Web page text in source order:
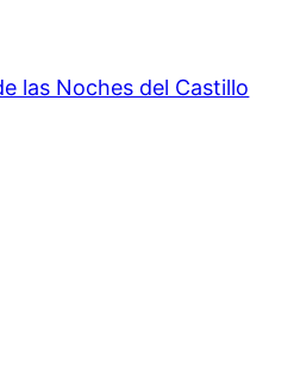
las Noches del Castillo